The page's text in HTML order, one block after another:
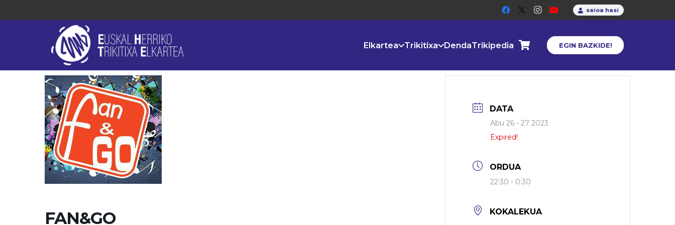
saioa hasi
Elkartea Trikitixa DendaTrikipedia EGIN BAZKIDE!
FAN&GO
DATA
Abu 26 - 27 2023
Expired!
ORDUA
22:30 - 0:30
KOKALEKUA